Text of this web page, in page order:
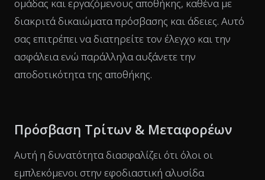
ομάδας και εργαζόμενους αποθήκης, καθένα με
διακριτά δικαιώματα πρόσβασης και άδειες. Αυτό
σας επιτρέπει να διατηρείτε τον έλεγχο και την
ασφάλεια ενώ παράλληλα αυξάνετε την
αποδοτικότητα της αποθήκης.
Πρόσβαση Τρίτων & Μεταφορέων
Αυτή η δυνατότητα διασφαλίζει ότι όλοι οι
εμπλεκόμενοι στην εφοδιαστική αλυσίδα